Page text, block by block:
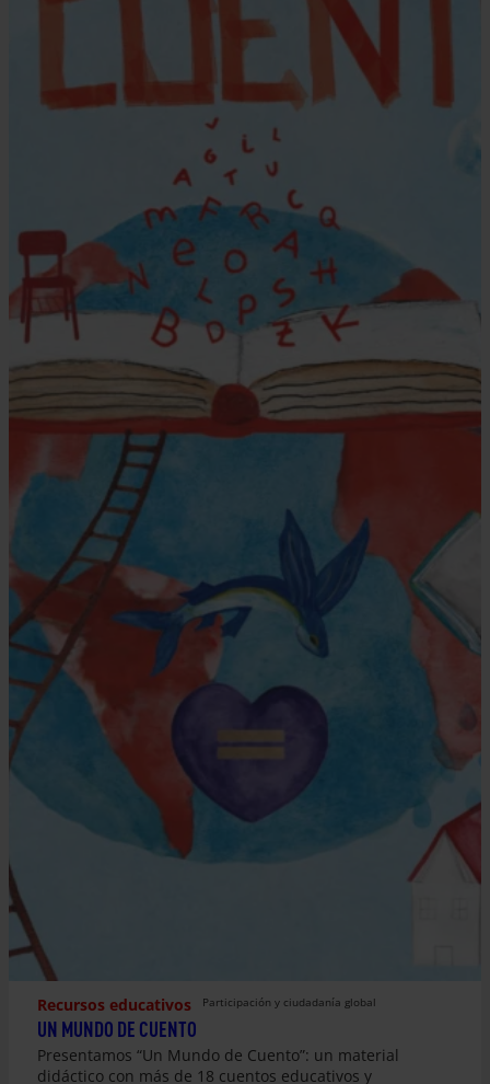
Recursos educativos Participación y ciudadanía global
UN MUNDO DE CUENTO
Presentamos “Un Mundo de Cuento”: un material
didáctico con más de 18 cuentos educativos y